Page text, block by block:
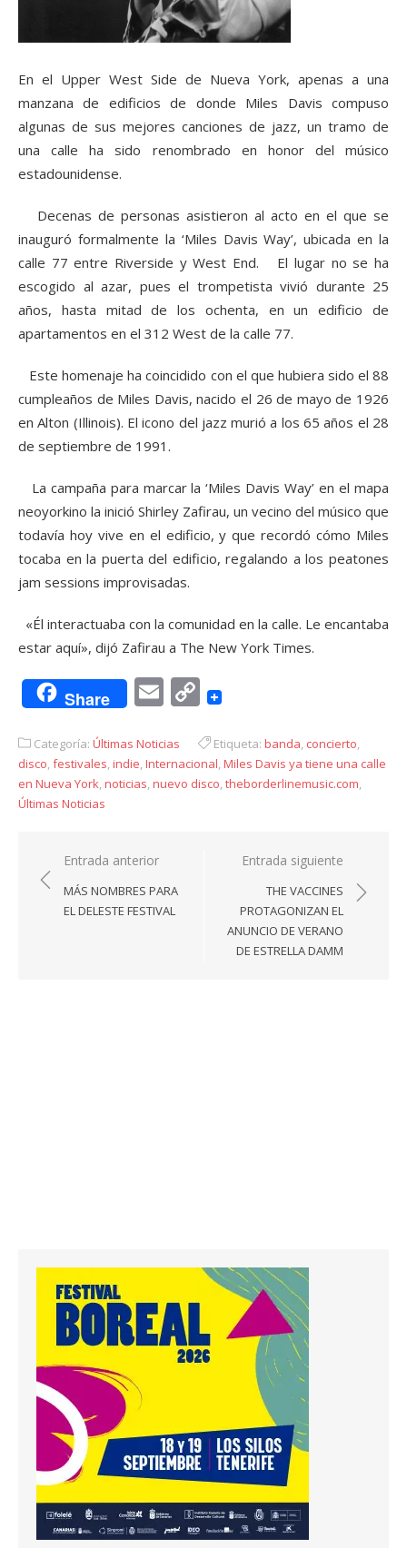
En el Upper West Side de Nueva York, apenas a una
manzana de edificios de donde Miles Davis compuso
algunas de sus mejores canciones de jazz, un tramo de
una calle ha sido renombrado en honor del músico
estadounidense.
Decenas de personas asistieron al acto en el que se
inauguró formalmente la ‘Miles Davis Way’, ubicada en la
calle 77 entre Riverside y West End. El lugar no se ha
escogido al azar, pues el trompetista vivió durante 25
años, hasta mitad de los ochenta, en un edificio de
apartamentos en el 312 West de la calle 77.
Este homenaje ha coincidido con el que hubiera sido el 88
cumpleaños de Miles Davis, nacido el 26 de mayo de 1926
en Alton (Illinois). El icono del jazz murió a los 65 años el 28
de septiembre de 1991.
La campaña para marcar la ‘Miles Davis Way’ en el mapa
neoyorkino la inició Shirley Zafirau, un vecino del músico que
todavía hoy vive en el edificio, y que recordó cómo Miles
tocaba en la puerta del edificio, regalando a los peatones
jam sessions improvisadas.
«Él interactuaba con la comunidad en la calle. Le encantaba
estar aquí», dijó Zafirau a The New York Times.
Share EmailCopy
Categoría: Últimas Noticias Etiqueta: banda, concierto,
disco,festivales,indie,Internacional,Miles Davis ya tiene una calle
en Nueva York,noticias,nuevo disco,theborderlinemusic.com,
Últimas Noticias
Navegación
de
entradas
Entrada anterior
MÁS NOMBRES PARA
EL DELESTE FESTIVAL
Entrada siguiente
THE VACCINES
PROTAGONIZAN EL
ANUNCIO DE VERANO
DE ESTRELLA DAMM